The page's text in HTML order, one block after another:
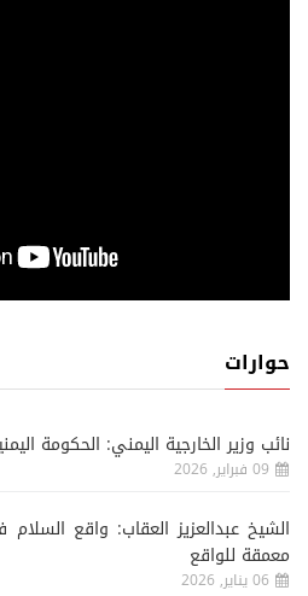
حوارات
نائب وزير الخارجية اليمني: الحكومة
09 فبراير, 2026
الشيخ عبدالعزيز العقاب: واقع
معمقة للواقع
06 يناير, 2026